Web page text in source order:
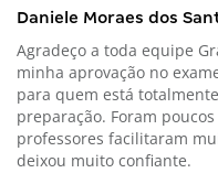
Daniele Moraes dos
Agradeço a toda equipe
minha aprovação no
para quem está
preparação. Foram
professores facilitaram
deixou muito confiante.